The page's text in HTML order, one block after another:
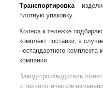
Транспортировка –
плотную упаковку.
Колеса к тележке
комплект поставки, в
нестандартного комплекта
компании.
Завод-производитель
и технологические